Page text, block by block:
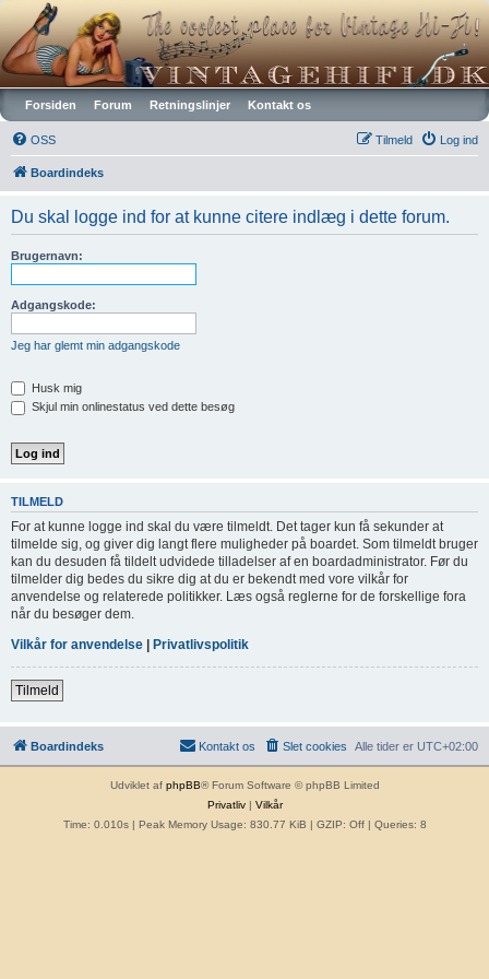
Vintagehifi.dk
Forsiden Forum Retningslinjer Kontakt os
OSS Log ind
Tilmeld
Boardindeks
Du skal logge ind for at kunne citere indlæg i dette forum.
Brugernavn:
Adgangskode:
Jeg har glemt min adgangskode
Husk mig
Skjul min onlinestatus ved dette besøg
TILMELD
For at kunne logge ind skal du være tilmeldt. Det tager kun få sekunder at
tilmelde sig, og giver dig langt flere muligheder på boardet. Som tilmeldt bruger
kan du desuden få tildelt udvidede tilladelser af en boardadministrator. Før du
tilmelder dig bedes du sikre dig at du er bekendt med vore vilkår for
anvendelse og relaterede politikker. Læs også reglerne for de forskellige fora
når du besøger dem.
Vilkår for anvendelse
Privatlivspolitik
Tilmeld
Boardindeks Alle tider er UTC+02:00
Slet cookies
Kontakt os
Udviklet af phpBB® Forum Software © phpBB Limited
Privatliv| Vilkår
Time: 0.010s| Peak Memory Usage: 830.77 KiB | GZIP: Off | Queries: 8